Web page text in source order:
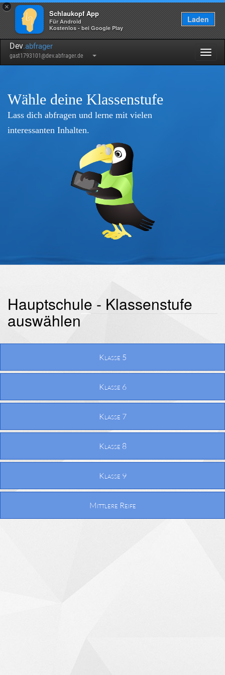
×
Schlaukopf App
Für Android
Kostenlos - bei Google Play
Laden
Dev.abfrager
gast1793101@dev.abfrager.de
Wähle deine Klassenstufe
Lass dich abfragen und lerne mit vielen
interessanten Inhalten.
Hauptschule - Klassenstufe
auswählen
Klasse 5
Klasse 6
Klasse 7
Klasse 8
Klasse 9
Mittlere Reife